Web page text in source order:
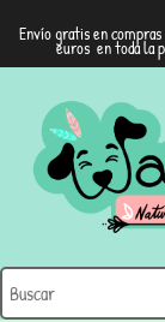
Envío gratis en
euros en toda la